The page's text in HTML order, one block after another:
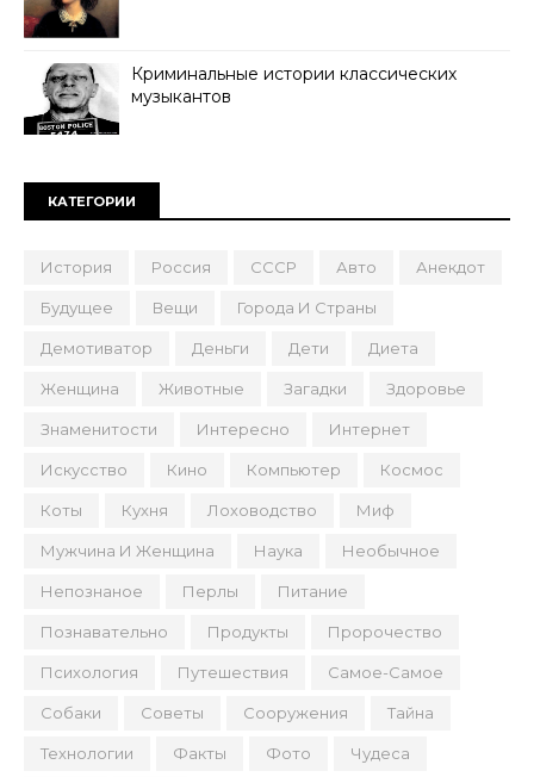
Криминальные истории классических
музыкантов
КАТЕГОРИИ
История Россия СССР Авто Анекдот
Будущее Вещи Города И Страны
Демотиватор Деньги Дети Диета
Женщина Животные Загадки Здоровье
Знаменитости Интересно Интернет
Искусство Кино Компьютер Космос
Коты Кухня Лоховодство Миф
Мужчина И Женщина Наука Необычное
Непознаное Перлы Питание
Познавательно Продукты Пророчество
Психология Путешествия Самое-Самое
Собаки Советы Сооружения Тайна
Технологии Факты Фото Чудеса